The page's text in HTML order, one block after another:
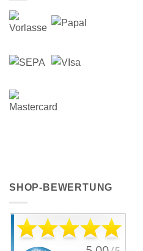
SHOP-BEWERTUNG